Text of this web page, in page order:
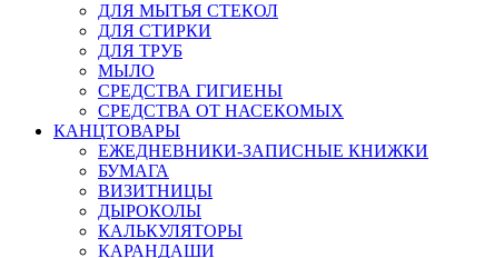
ДЛЯ МЫТЬЯ СТЕКОЛ
ДЛЯ СТИРКИ
ДЛЯ ТРУБ
МЫЛО
СРЕДСТВА ГИГИЕНЫ
СРЕДСТВА ОТ НАСЕКОМЫХ
КАНЦТОВАРЫ
ЕЖЕДНЕВНИКИ-ЗАПИСНЫЕ КНИЖКИ
БУМАГА
ВИЗИТНИЦЫ
ДЫРОКОЛЫ
КАЛЬКУЛЯТОРЫ
КАРАНДАШИ